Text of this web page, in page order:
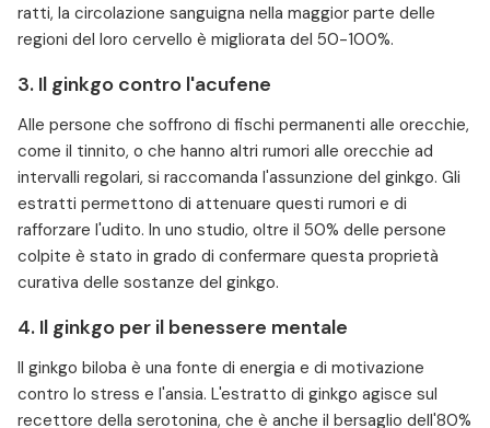
ratti, la circolazione sanguigna nella maggior parte delle
regioni del loro cervello è migliorata del 50-100%.
3. Il ginkgo contro l'acufene
Alle persone che soffrono di fischi permanenti alle orecchie,
come il tinnito, o che hanno altri rumori alle orecchie ad
intervalli regolari, si raccomanda l'assunzione del ginkgo. Gli
estratti permettono di attenuare questi rumori e di
rafforzare l'udito. In uno studio, oltre il 50% delle persone
colpite è stato in grado di confermare questa proprietà
curativa delle sostanze del ginkgo.
4. Il ginkgo per il benessere mentale
Il ginkgo biloba è una fonte di energia e di motivazione
contro lo stress e l'ansia. L'estratto di ginkgo agisce sul
recettore della serotonina, che è anche il bersaglio dell'80%